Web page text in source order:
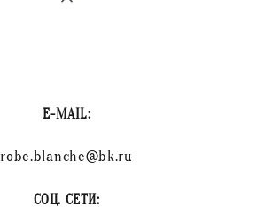
E-MAIL:
robe.blanche@bk.ru
СОЦ. СЕТИ: